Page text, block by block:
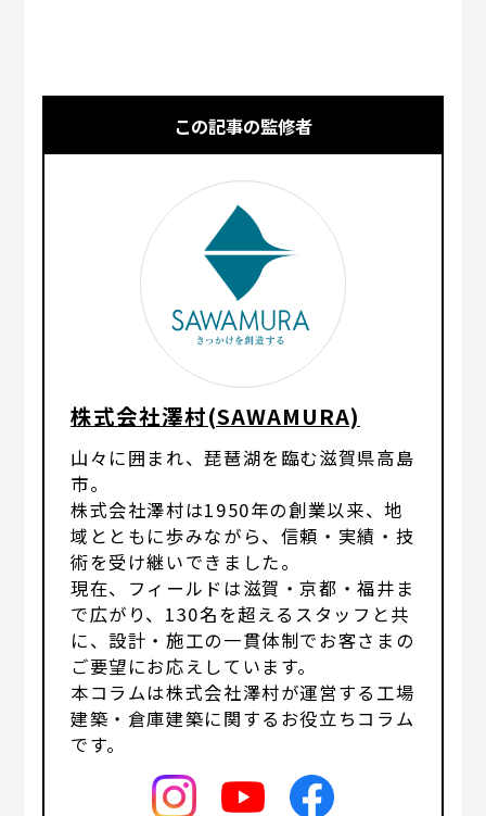
この記事の監修者
株式会社澤村(SAWAMURA)
山々に囲まれ、琵琶湖を臨む滋賀県高島
市。
株式会社澤村は1950年の創業以来、地
域とともに歩みながら、信頼・実績・技
術を受け継いできました。
現在、フィールドは滋賀・京都・福井ま
で広がり、130名を超えるスタッフと共
に、設計・施工の一貫体制でお客さまの
ご要望にお応えしています。
本コラムは株式会社澤村が運営する工場
建築・倉庫建築に関するお役立ちコラム
です。